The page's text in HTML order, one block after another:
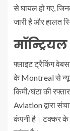
से घायल हो गए,
जारी है और हालत
फ्लाइट ट्रैकिंग
के Montreal से
किमी/घंटा की
Aviation द्वारा
कंपनी है। टक्कर के